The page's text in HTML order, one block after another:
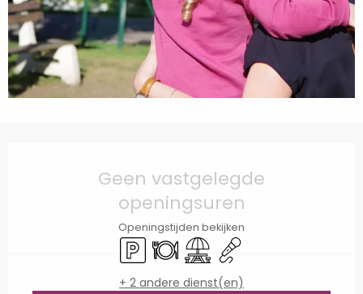
Geen vastgelegde
openingsuren
Openingstijden bekijken
Parkeerplaats
RestaurantPicknickplaats
Animatie
+ 2 andere dienst(en)